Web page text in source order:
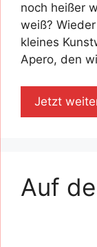
noch heißer
weiß?
kleines
Apero, den
Jetzt
Auf